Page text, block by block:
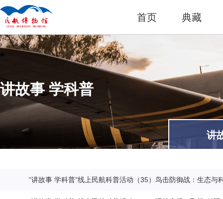
首页 典藏
讲故事 学科普
讲
“讲故事 学科普”线上民航科普活动（35）鸟击防御战：生态与